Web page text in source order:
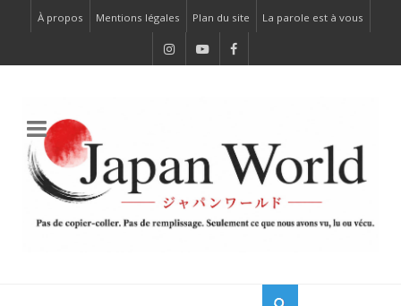
À propos Mentions légales Plan du site La parole est à vous